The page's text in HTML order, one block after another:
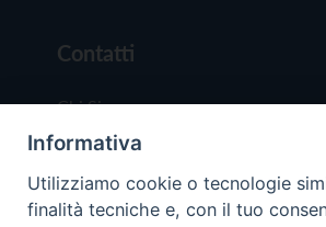
Contatti
Chi Siamo
Redazione
Scrivici
Informativa
Utilizziamo cookie o tecnologie
finalità tecniche e, con il tuo